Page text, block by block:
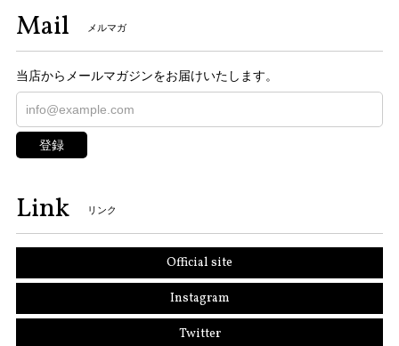
Mail メルマガ
当店からメールマガジンをお届けいたします。
登録
Link リンク
Official site
Instagram
Twitter